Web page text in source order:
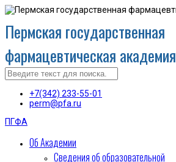
Пермская государственная
фармацевтическая академия
+7(342) 233-55-01
perm@pfa.ru
ПГФА
Об Академии
Сведения об образовательной